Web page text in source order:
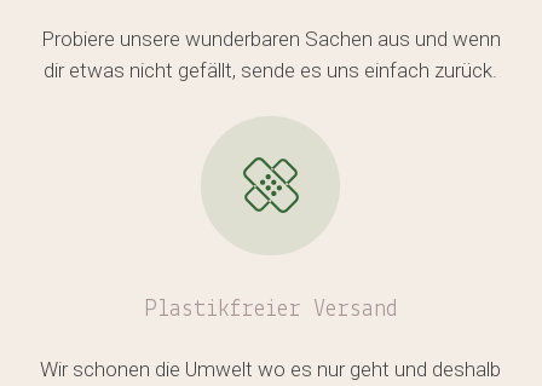
Probiere unsere wunderbaren Sachen aus und wenn
dir etwas nicht gefällt, sende es uns einfach zurück.
Plastikfreier Versand
Wir schonen die Umwelt wo es nur geht und deshalb